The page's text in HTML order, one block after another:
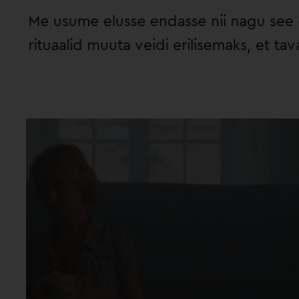
Me usume elusse endasse nii nagu
rituaalid muuta veidi erilisemaks, et